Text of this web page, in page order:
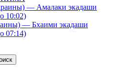
— Амалаки экадаши
10:02)
— Бхаими экадаши
07:14)